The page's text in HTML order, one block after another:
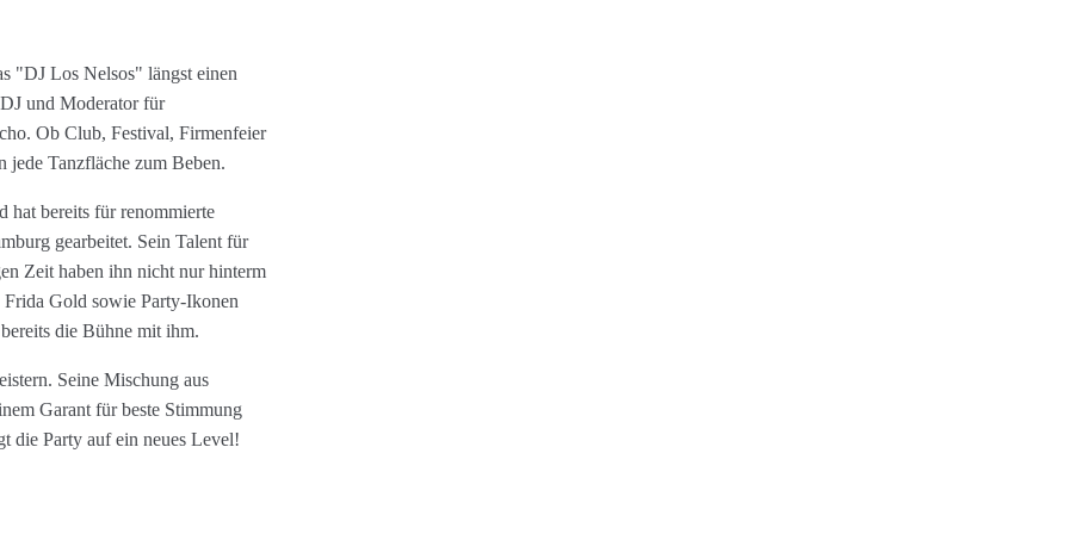
"DJ Los Nelsos" längst einen
und Moderator für
Ob Club, Festival, Firmenfeier
jede Tanzfläche zum Beben.
hat bereits für renommierte
gearbeitet. Sein Talent für
Zeit haben ihn nicht nur hinterm
Frida Gold sowie Party-Ikonen
die Bühne mit ihm.
Seine Mischung aus
Garant für beste Stimmung
die Party auf ein neues Level!